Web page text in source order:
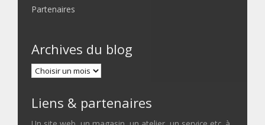
Partenaires
Archives du blog
Liens & partenaires